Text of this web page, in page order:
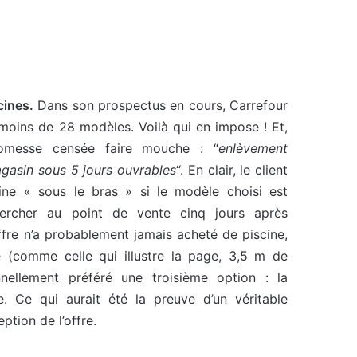
Dans son prospectus en cours, Carrefour
de 28 modèles. Voilà qui en impose ! Et,
censée faire mouche : “enlèvement
sous 5 jours ouvrables“. En clair, le client
« sous le bras » si le modèle choisi est
au point de vente cinq jours après
n’a probablement jamais acheté de piscine,
(comme celle qui illustre la page, 3,5 m de
préféré une troisième option : la
Ce qui aurait été la preuve d’un véritable
de l’offre.